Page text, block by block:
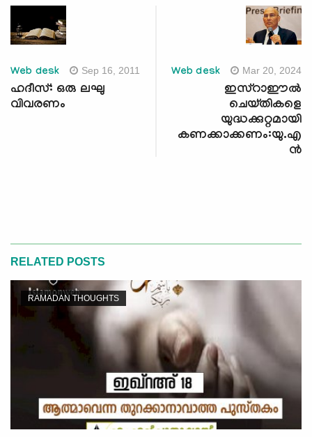
Web desk Sep 16, 2011
ഹദീസ്: ഒരു ലഘു
വിവരണം
Web desk Mar 20, 2024
ഇസ്‌റാഈല്‍
ചെയ്തികളെ
യുദ്ധക്കുറ്റമായി
കണക്കാക്കണം:യു.എ
ന്‍
RELATED POSTS
RAMADAN THOUGHTS